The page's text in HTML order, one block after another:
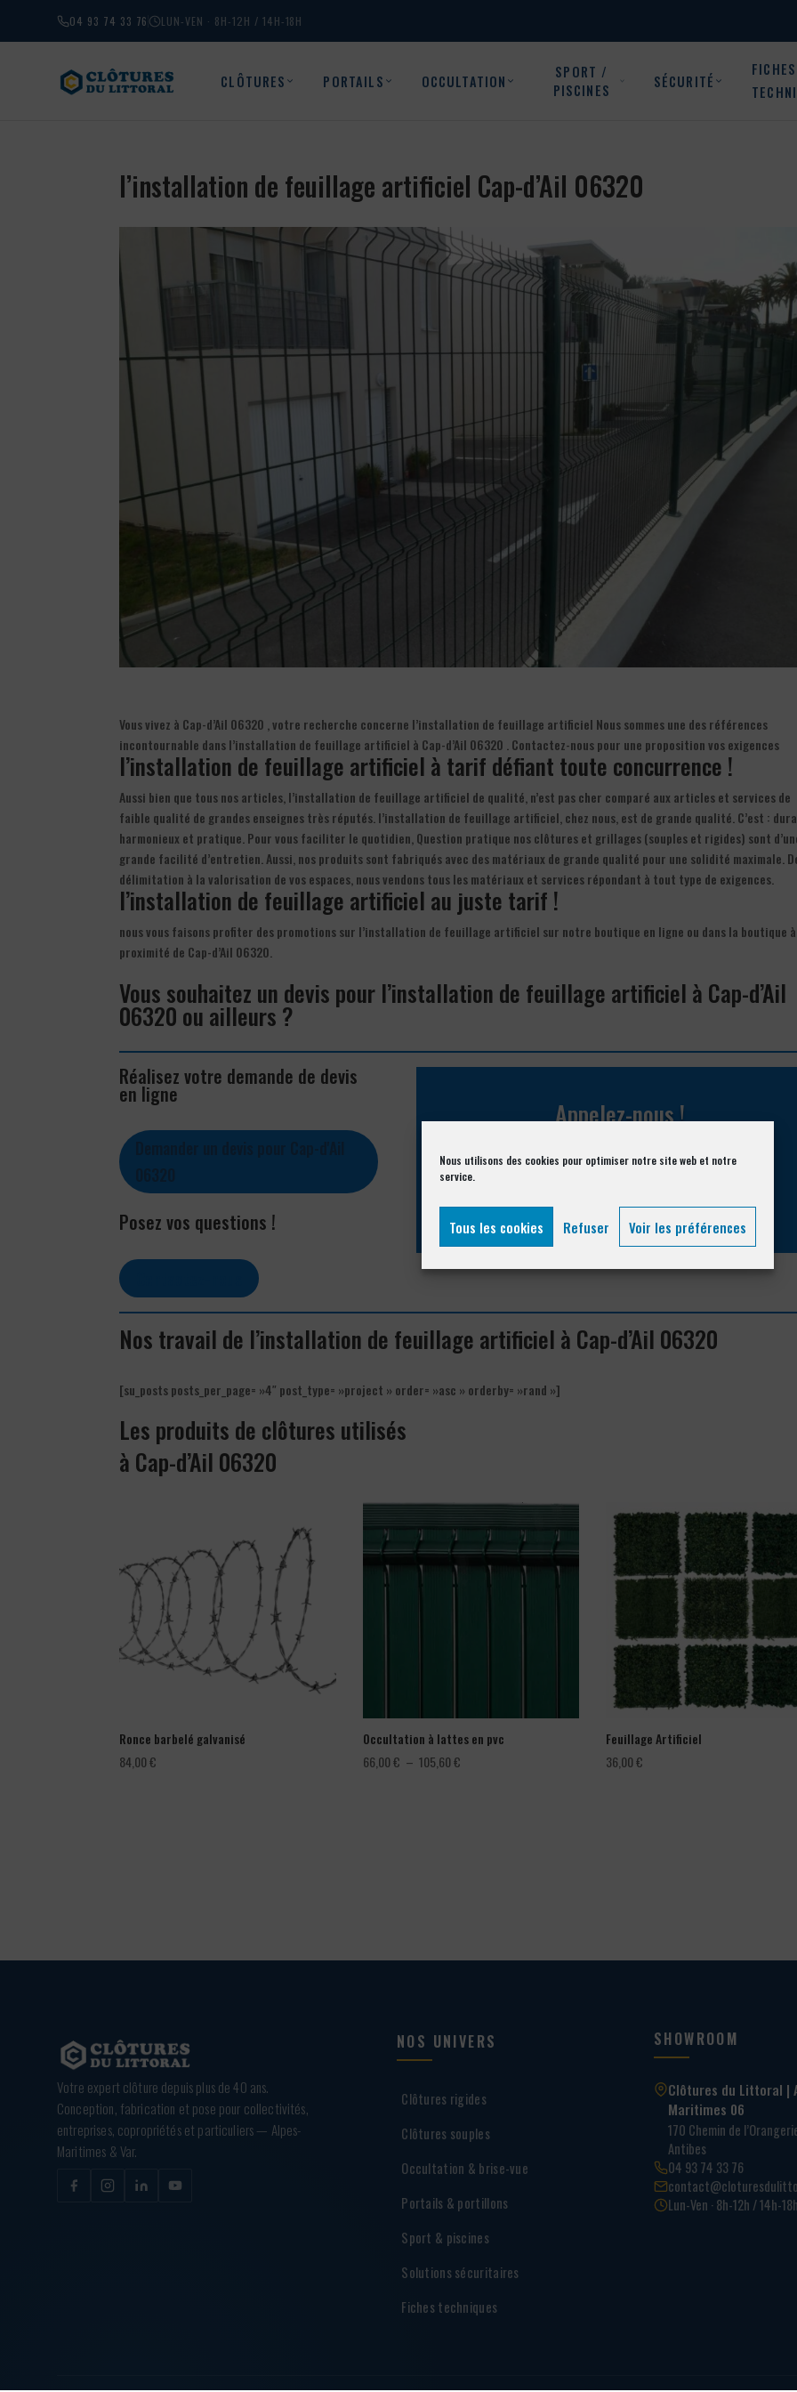
Nous utilisons des cookies pour optimiser notre site web et notre
service.
Tous les cookies Refuser Voir les préférences
04 93 74 33 76 LUN-VEN · 8H-12H / 14H-18H
CLÔTURES PORTAILS OCCULTATION
SPORT /
PISCINES
SÉCURITÉ
FICHES
l’installation de feuillage artificiel Cap-d’Ail 06320
Vous vivez à Cap-d’Ail 06320 , votre recherche concerne l’installation de feuillage artificiel Nous sommes une des références
incontournable dans l’installation de feuillage artificiel à Cap-d’Ail 06320 . Contactez-nous pour une proposition vos exigences
l’installation de feuillage artificiel à tarif défiant toute concurrence !
Aussi bien que tous nos articles, l’installation de feuillage artificiel de qualité, n’est pas cher comparé aux articles et services de
faible qualité de grandes enseignes très réputés. l’installation de feuillage artificiel, chez nous, est de grande qualité. C’est :
harmonieux et pratique. Pour vous faciliter le quotidien, Question pratique nos clôtures et grillages (souples et rigides) sont
grande facilité d’entretien. Aussi, nos produits sont fabriqués avec des matériaux de grande qualité pour une solidité maximale.
délimitation à la valorisation de vos espaces, nous vendons tous les matériaux et services répondant à tout type de exigences.
l’installation de feuillage artificiel au juste tarif !
nous vous faisons profiter des promotions sur l’installation de feuillage artificiel sur notre boutique en ligne ou dans la boutique à
proximité de Cap-d’Ail 06320.
Vous souhaitez un devis pour l’installation de feuillage artificiel à Cap-d’Ail
06320 ou ailleurs ?
Réalisez votre demande de devis
en ligne
Posez vos questions !
Appelez-nous !
Nos travail de l’installation de feuillage artificiel à Cap-d’Ail 06320
[su_posts posts_per_page= »4″ post_type= »project » order= »asc » orderby= »rand »]
Les produits de clôtures utilisés
à Cap-d’Ail 06320
Ronce barbelé galvanisé
84,00€
Occultation à lattes en pvc
66,00€ – 105,60€Plage
Feuillage Artificiel
36,00€
Votre expert clôture depuis plus de 40 ans.
Conception, fabrication et pose pour collectivités,
entreprises, copropriétés et particuliers — Alpes-
Maritimes & Var.
NOS UNIVERS
Clôtures rigides
Clôtures souples
Occultation & brise-vue
Portails & portillons
Sport & piscines
Solutions sécuritaires
Fiches techniques
SHOWROOM
Clôtures du Littoral |
Maritimes 06
170 Chemin de
Antibes
04 93 74 33 76
Lun-Ven · 8h-12h / 14h-18h